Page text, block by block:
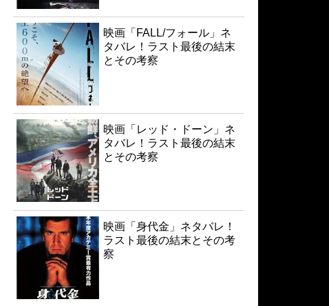
映画「FALL/フォール」ネ
タバレ！ラスト最後の結末
とその考察
映画「レッド・ドーン」ネ
タバレ！ラスト最後の結末
とその考察
映画「身代金」ネタバレ！
ラスト最後の結末とその考
察